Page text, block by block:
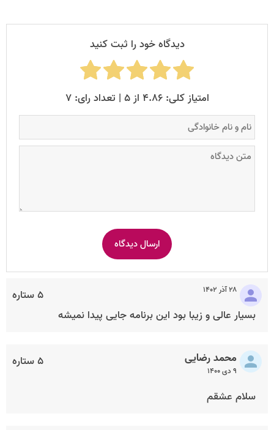
دیدگاه خود را ثبت کنید
امتیاز کلی: ۴.۸۶ از ۵ | تعداد رای: ۷
۵ ستاره ۲۸ آذر ۱۴۰۲
بسیار عالی و زیبا بود این برنامه جایی پیدا نمیشه
۵ ستاره محمد رضایی
۹ دی ۱۴۰۰
سلام عشقم